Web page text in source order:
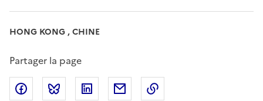
HONG KONG , CHINE
Partager la page
Partager sur Facebook
Partager sur Bluesky
Partager sur LinkedIn
Partager par email